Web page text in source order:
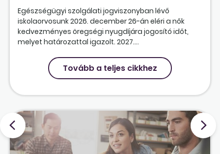
Egészségügyi szolgálati jogviszonyban lévő
iskolaorvosunk 2026. december 26-án eléri a nők
kedvezményes öregségi nyugdíjára jogosító időt,
melyet határozattal igazolt. 2027....
Tovább a teljes cikkhez